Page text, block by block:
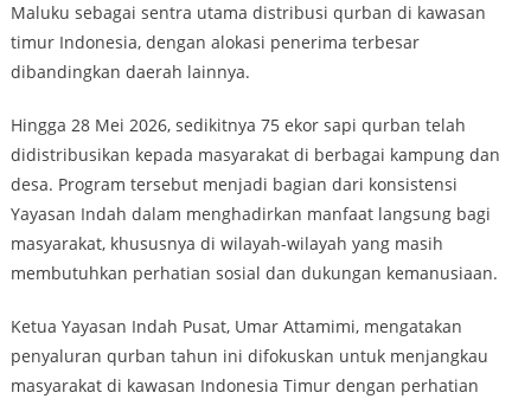
Maluku sebagai sentra utama distribusi qurban di kawasan
timur Indonesia, dengan alokasi penerima terbesar
dibandingkan daerah lainnya.
Hingga 28 Mei 2026, sedikitnya 75 ekor sapi qurban telah
didistribusikan kepada masyarakat di berbagai kampung dan
desa. Program tersebut menjadi bagian dari konsistensi
Yayasan Indah dalam menghadirkan manfaat langsung bagi
masyarakat, khususnya di wilayah-wilayah yang masih
membutuhkan perhatian sosial dan dukungan kemanusiaan.
Ketua Yayasan Indah Pusat, Umar Attamimi, mengatakan
penyaluran qurban tahun ini difokuskan untuk menjangkau
masyarakat di kawasan Indonesia Timur dengan perhatian